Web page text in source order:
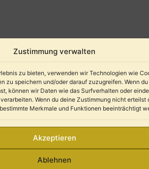
Zustimmung verwalten
zu bieten, verwenden wir Technologien wie
zu speichern und/oder darauf zuzugreifen. Wenn
können wir Daten wie das Surfverhalten oder
Wenn du deine Zustimmung nicht erteilst
Merkmale und Funktionen beeinträchtigt
Akzeptieren
Ablehnen